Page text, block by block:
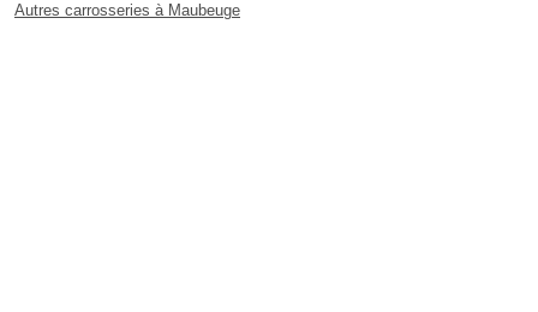
Autres carrosseries à Maubeuge